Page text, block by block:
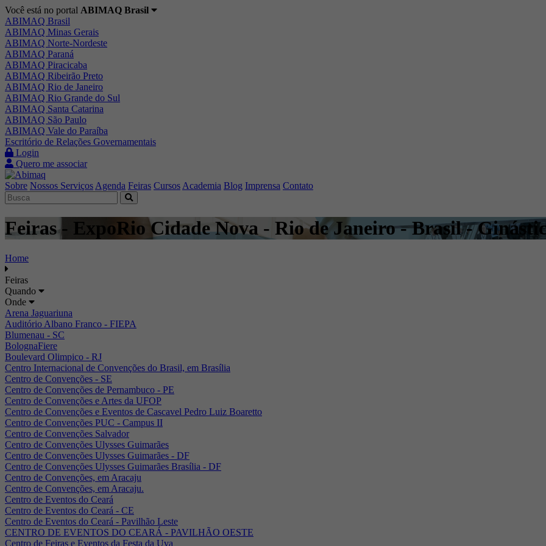
Você está no portal ABIMAQ Brasil
ABIMAQ Brasil
ABIMAQ Minas Gerais
ABIMAQ Norte-Nordeste
ABIMAQ Paraná
ABIMAQ Piracicaba
ABIMAQ Ribeirão Preto
ABIMAQ Rio de Janeiro
ABIMAQ Rio Grande do Sul
ABIMAQ Santa Catarina
ABIMAQ São Paulo
ABIMAQ Vale do Paraíba
Escritório de Relações Governamentais
Login
Quero me associar
Sobre Nossos Serviços Agenda Feiras Cursos Academia Blog Imprensa Contato
Feiras - ExpoRio Cidade Nova - Rio de Janeiro - Brasil -
Home
Feiras
Quando
Onde
Arena Jaguariuna
Auditório Albano Franco - FIEPA
Blumenau - SC
BolognaFiere
Boulevard Olimpico - RJ
Centro Internacional de Convenções do Brasil, em Brasília
Centro de Convenções - SE
Centro de Convenções de Pernambuco - PE
Centro de Convenções e Artes da UFOP
Centro de Convenções e Eventos de Cascavel Pedro Luiz Boaretto
Centro de Convenções PUC - Campus II
Centro de Convenções Salvador
Centro de Convenções Ulysses Guimarães
Centro de Convenções Ulysses Guimarães - DF
Centro de Convenções Ulysses Guimarães Brasília - DF
Centro de Convenções, em Aracaju
Centro de Convenções, em Aracaju.
Centro de Eventos do Ceará
Centro de Eventos do Ceará - CE
Centro de Eventos do Ceará - Pavilhão Leste
CENTRO DE EVENTOS DO CEARÁ - PAVILHÃO OESTE
Centro de Feiras e Eventos da Festa da Uva